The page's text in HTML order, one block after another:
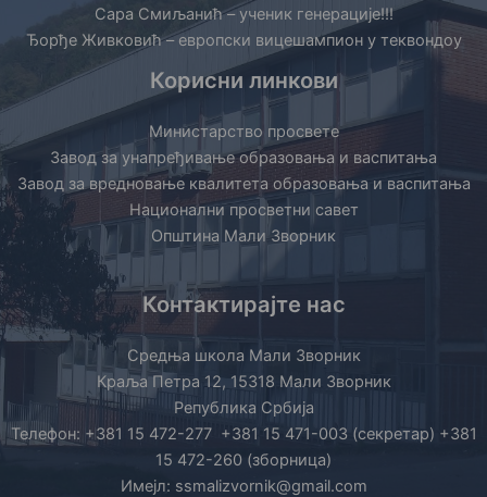
Сара Смиљанић – ученик генерације!!!
Ђорђе Живковић – европски вицешампион у теквондоу
Корисни линкови
Министарство просвете
Завод за унапређивање образовања и васпитања
Завод за вредновање квалитета образовања и васпитања
Национални просветни савет
Општина Мали Зворник
Контактирајте нас
Средња школа Мали Зворник
Краља Петра 12, 15318 Мали Зворник
Република Србија
Телефон: +381 15 472-277 +381 15 471-003 (секретар) +381
15 472-260 (зборница)
Имејл: ssmalizvornik@gmail.com